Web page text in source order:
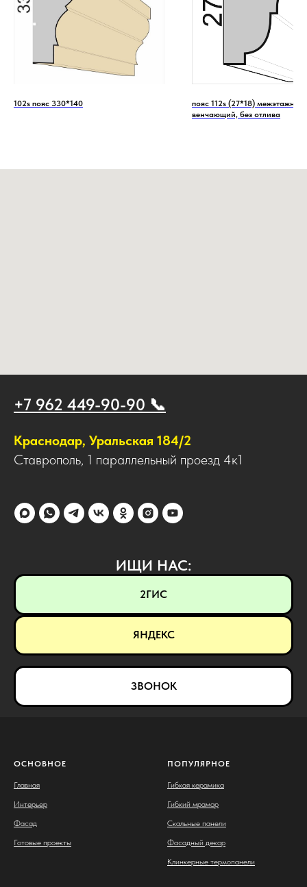
102s пояс 330*140
пояс 112s (27*18) межэтажный
венчающий, без отлива
+7 962 449-90-90 📞
Краснодар, Уральская 184/2
Ставрополь, 1 параллельный проезд 4к1
ИЩИ НАС:
2ГИС
ЯНДЕКС
ЗВОНОК
ОСНОВНОЕ
Главная
Интерьер
Фасад
Готовые проекты
ПОПУЛЯРНОЕ
Гибкая керамика
Гибкий мрамор
Скальные панели
Фасадный декор
Клинкерные термопанели